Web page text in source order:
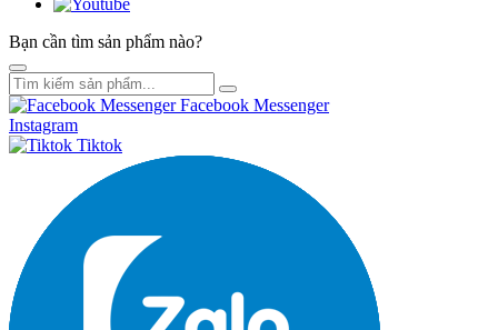
Bạn cần tìm sản phẩm nào?
Facebook Messenger
Instagram
Tiktok